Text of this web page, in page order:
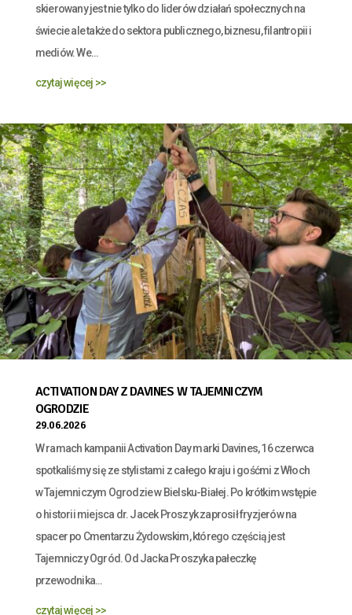
skierowany jest nie tylko do liderów działań społecznych na
świecie ale także do sektora publicznego, biznesu, filantropii i
mediów. We...
czytaj więcej >>
ACTIVATION DAY Z DAVINES W TAJEMNICZYM
OGRODZIE
29.06.2026
W ramach kampanii Activation Day marki Davines, 16 czerwca
spotkaliśmy się ze stylistami z całego kraju i gośćmi z Włoch
w Tajemniczym Ogrodzie w Bielsku-Białej. Po krótkim wstępie
o historii miejsca dr. Jacek Proszyk zaprosił fryzjerów na
spacer po Cmentarzu Żydowskim, którego częścią jest
Tajemniczy Ogród. Od Jacka Proszyka pałeczkę
przewodnika...
czytaj więcej >>